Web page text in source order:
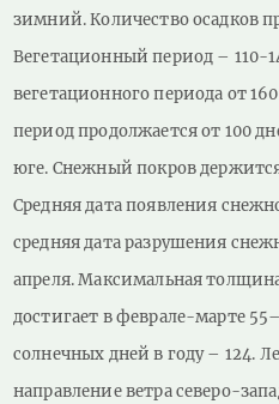
зимний. Количество осадков
Вегетационный период – 110-
вегетационного периода от
период продолжается от 100
юге. Снежный покров
Средняя дата появления
средняя дата разрушения
апреля. Максимальная
достигает в феврале-марте
солнечных дней в году – 124.
направление ветра северо-